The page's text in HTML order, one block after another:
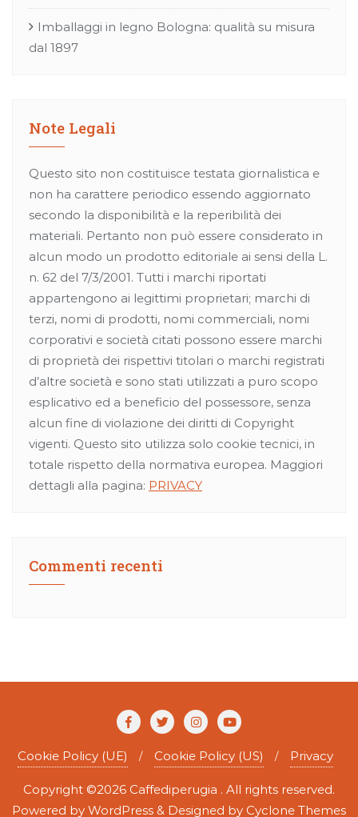
Imballaggi in legno Bologna: qualità su misura
dal 1897
Note Legali
Questo sito non costituisce testata giornalistica e
non ha carattere periodico essendo aggiornato
secondo la disponibilità e la reperibilità dei
materiali. Pertanto non può essere considerato in
alcun modo un prodotto editoriale ai sensi della L.
n. 62 del 7/3/2001. Tutti i marchi riportati
appartengono ai legittimi proprietari; marchi di
terzi, nomi di prodotti, nomi commerciali, nomi
corporativi e società citati possono essere marchi
di proprietà dei rispettivi titolari o marchi registrati
d’altre società e sono stati utilizzati a puro scopo
esplicativo ed a beneficio del possessore, senza
alcun fine di violazione dei diritti di Copyright
vigenti. Questo sito utilizza solo cookie tecnici, in
totale rispetto della normativa europea. Maggiori
dettagli alla pagina: PRIVACY
Commenti recenti
Cookie Policy (UE) Cookie Policy (US) Privacy
Copyright ©2026 Caffediperugia . All rights reserved.
Powered by WordPress & Designed by Cyclone Themes